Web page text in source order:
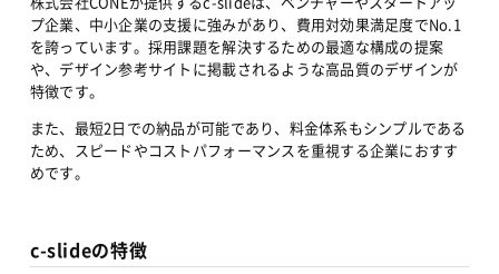
プ企業、中小企業の支援に強みがあり、費用対効果満足度でNo.1
を誇っています。採用課題を解決するための最適な構成の提案
や、デザイン参考サイトに掲載されるような高品質のデザインが
特徴です。
また、最短2日での納品が可能であり、料金体系もシンプルである
ため、スピードやコストパフォーマンスを重視する企業におすす
めです。
c-slideの特徴